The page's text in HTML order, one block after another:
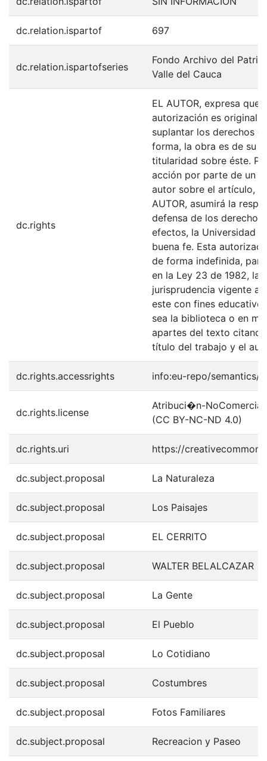
dc.relation.ispartof 697
dc.relation.ispartofseries
Fondo Archivo del
Valle del Cauca
dc.rights
EL AUTOR, expresa
autorización es original
suplantar los derechos
forma, la obra es de su
titularidad sobre éste.
acción por parte de un
autor sobre el artículo,
AUTOR, asumirá la
defensa de los
efectos, la Universidad
buena fe. Esta
de forma indefinida,
en la Ley 23 de 1982, la
jurisprudencia vigente
este con fines
sea la biblioteca o en
apartes del texto
título del trabajo y el
dc.rights.accessrights info:eu-repo/semantics/
dc.rights.license
Atribuci�n-
(CC BY-NC-ND 4.0)
dc.rights.uri https://
dc.subject.proposal La Naturaleza
dc.subject.proposal Los Paisajes
dc.subject.proposal EL CERRITO
dc.subject.proposal WALTER BELALCAZAR
dc.subject.proposal La Gente
dc.subject.proposal El Pueblo
dc.subject.proposal Lo Cotidiano
dc.subject.proposal Costumbres
dc.subject.proposal Fotos Familiares
dc.subject.proposal Recreacion y Paseo